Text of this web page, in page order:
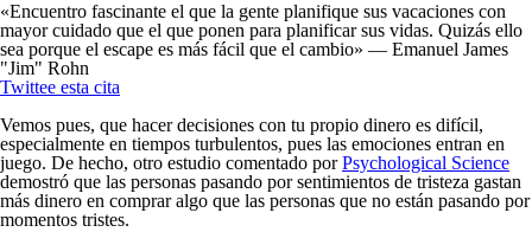
«Encuentro fascinante el que la gente planifique sus vacaciones con
mayor cuidado que el que ponen para planificar sus vidas. Quizás ello
sea porque el escape es más fácil que el cambio» — Emanuel James
"Jim" Rohn
Twittee esta cita
Vemos pues, que hacer decisiones con tu propio dinero es difícil,
especialmente en tiempos turbulentos, pues las emociones entran en
juego. De hecho, otro estudio comentado porPsychological Science
demostró que las personas pasando por sentimientos de tristeza gastan
más dinero en comprar algo que las personas que no están pasando por
momentos tristes.